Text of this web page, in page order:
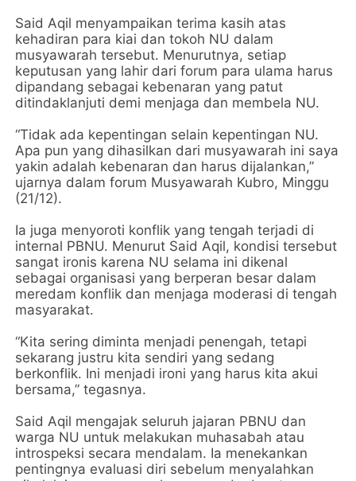
Said Aqil menyampaikan terima kasih atas
kehadiran para kiai dan tokoh NU dalam
musyawarah tersebut. Menurutnya, setiap
keputusan yang lahir dari forum para ulama harus
dipandang sebagai kebenaran yang patut
ditindaklanjuti demi menjaga dan membela NU.
“Tidak ada kepentingan selain kepentingan NU.
Apa pun yang dihasilkan dari musyawarah ini saya
yakin adalah kebenaran dan harus dijalankan,”
ujarnya dalam forum Musyawarah Kubro, Minggu
(21/12).
Ia juga menyoroti konflik yang tengah terjadi di
internal PBNU. Menurut Said Aqil, kondisi tersebut
sangat ironis karena NU selama ini dikenal
sebagai organisasi yang berperan besar dalam
meredam konflik dan menjaga moderasi di tengah
masyarakat.
“Kita sering diminta menjadi penengah, tetapi
sekarang justru kita sendiri yang sedang
berkonflik. Ini menjadi ironi yang harus kita akui
bersama,” tegasnya.
Said Aqil mengajak seluruh jajaran PBNU dan
warga NU untuk melakukan muhasabah atau
introspeksi secara mendalam. Ia menekankan
pentingnya evaluasi diri sebelum menyalahkan